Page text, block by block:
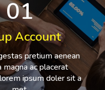
01
Account
pretium aenean
magna ac placerat
ipsum doler sit a